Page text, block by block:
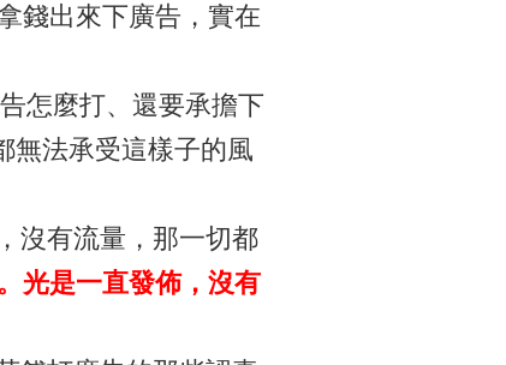
錢出來下廣告，實在
怎麼打、還要承擔下
無法承受這樣子的風
沒有流量，那一切都
光是一直發佈，沒有